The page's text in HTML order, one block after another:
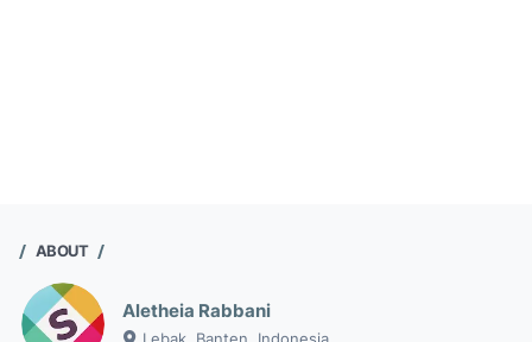
ABOUT
Aletheia Rabbani